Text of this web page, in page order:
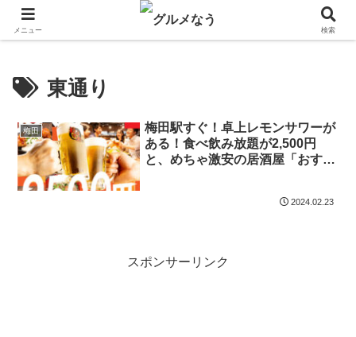
飲食店キャンペーン・食品飲料お菓子新発売のグルメニュース。
東通り
梅田
梅田駅すぐ！卓上レモンサワーが
ある！食べ飲み放題が2,500円
と、めちゃ激安の居酒屋「おすす
2024.02.23
スポンサーリンク
メニュー 検索